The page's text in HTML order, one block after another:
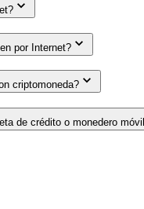
por Internet?
criptomoneda?
de crédito o monedero